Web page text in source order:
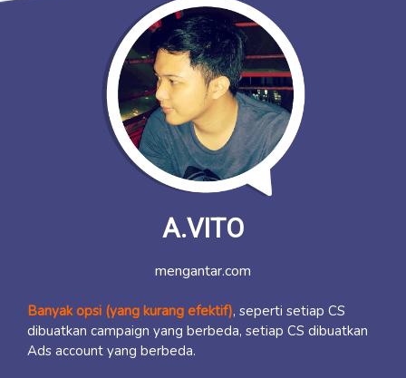
A.VITO
mengantar.com
Banyak opsi (yang kurang efektif), seperti setiap CS
dibuatkan campaign yang berbeda, setiap CS dibuatkan
Ads account yang berbeda.